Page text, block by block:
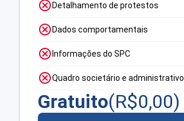
Detalhamento de protestos
Dados comportamentais
Informações do SPC
Quadro societário e administrativo
Gratuito(R$0,00)